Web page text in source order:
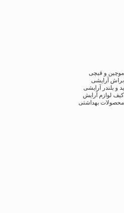
موچین و قیچی
براش آرایشی
پد و بلندر آرایشی
کیف لوازم آرایش
محصولات بهداشتی